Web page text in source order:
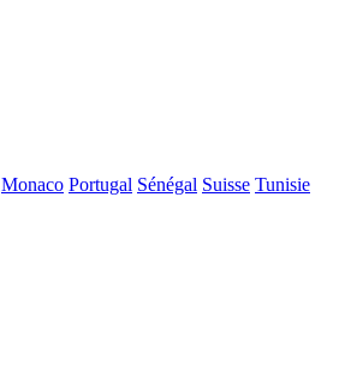
Monaco Portugal Sénégal Suisse Tunisie